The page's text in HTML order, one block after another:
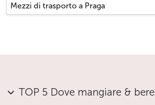
Mezzi di trasporto a Praga
TOP 5 Dove mangiare & bere